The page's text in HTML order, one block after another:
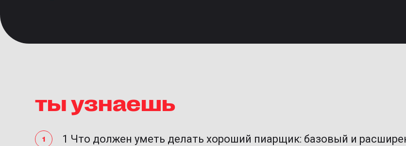
ты узнаешь
1 Что должен уметь делать хороший пиарщик: базовый и